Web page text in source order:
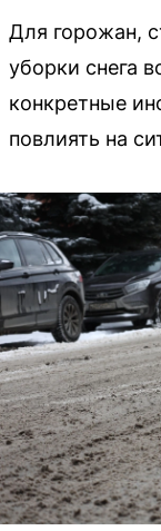
Для горожан,
уборки снега
конкретные
повлиять на